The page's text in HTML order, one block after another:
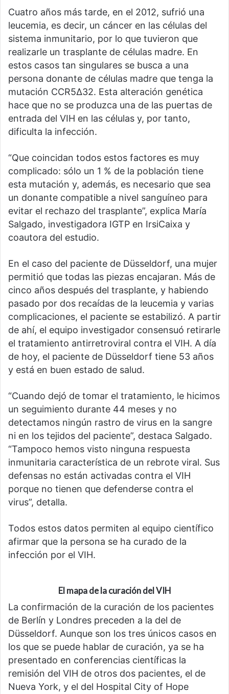
Cuatro años más tarde, en el 2012, sufrió una
leucemia, es decir, un cáncer en las células del
sistema inmunitario, por lo que tuvieron que
realizarle un trasplante de células madre. En
estos casos tan singulares se busca a una
persona donante de células madre que tenga la
mutación CCR5Δ32. Esta alteración genética
hace que no se produzca una de las puertas de
entrada del VIH en las células y, por tanto,
dificulta la infección.
“Que coincidan todos estos factores es muy
complicado: sólo un 1 % de la población tiene
esta mutación y, además, es necesario que sea
un donante compatible a nivel sanguíneo para
evitar el rechazo del trasplante”, explica María
Salgado, investigadora IGTP en IrsiCaixa y
coautora del estudio.
En el caso del paciente de Düsseldorf, una mujer
permitió que todas las piezas encajaran. Más de
cinco años después del trasplante, y habiendo
pasado por dos recaídas de la leucemia y varias
complicaciones, el paciente se estabilizó. A partir
de ahí, el equipo investigador consensuó retirarle
el tratamiento antirretroviral contra el VIH. A día
de hoy, el paciente de Düsseldorf tiene 53 años
y está en buen estado de salud.
“Cuando dejó de tomar el tratamiento, le hicimos
un seguimiento durante 44 meses y no
detectamos ningún rastro de virus en la sangre
ni en los tejidos del paciente”, destaca Salgado.
“Tampoco hemos visto ninguna respuesta
inmunitaria característica de un rebrote viral. Sus
defensas no están activadas contra el VIH
porque no tienen que defenderse contra el
virus”, detalla.
Todos estos datos permiten al equipo científico
afirmar que la persona se ha curado de la
infección por el VIH.
El mapa de la curación del VIH
La confirmación de la curación de los pacientes
de Berlín y Londres preceden a la del de
Düsseldorf. Aunque son los tres únicos casos en
los que se puede hablar de curación, ya se ha
presentado en conferencias científicas la
remisión del VIH de otros dos pacientes, el de
Nueva York, y el del Hospital City of Hope